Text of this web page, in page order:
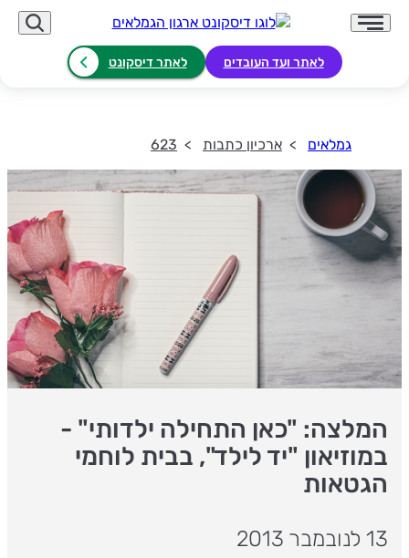
לאתר ועד העובדים לאתר דיסקונט
גמלאים ארכיון כתבות 623
המלצה: "כאן התחילה ילדותי" -
במוזיאון "יד לילד", בבית לוחמי
הגטאות
13 לנובמבר 2013